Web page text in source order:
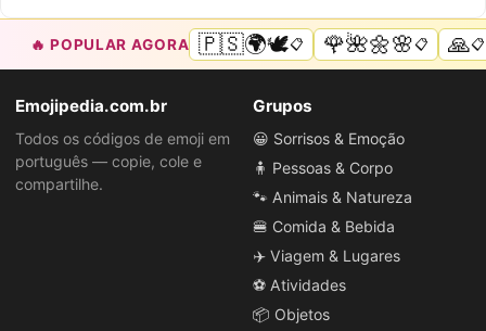
🔥 POPULAR AGORA 🇵🇸🌍🕊️📋 🌹🌺🌼🌸📋 🙏📋
Emojipedia.com.br
Todos os códigos de emoji em
português — copie, cole e
compartilhe.
Grupos
😀 Sorrisos & Emoção
🧍 Pessoas & Corpo
🐾 Animais & Natureza
🍔 Comida & Bebida
✈️ Viagem & Lugares
⚽ Atividades
📦 Objetos